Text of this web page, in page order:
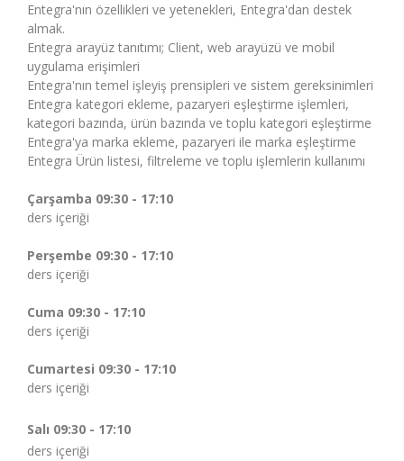
Entegra'nın özellikleri ve yetenekleri, Entegra'dan destek
almak.
Entegra arayüz tanıtımı; Client, web arayüzü ve mobil
uygulama erişimleri
Entegra'nın temel işleyiş prensipleri ve sistem gereksinimleri
Entegra kategori ekleme, pazaryeri eşleştirme işlemleri,
kategori bazında, ürün bazında ve toplu kategori eşleştirme
Entegra'ya marka ekleme, pazaryeri ile marka eşleştirme
Entegra Ürün listesi, filtreleme ve toplu işlemlerin kullanımı
Çarşamba 09:30 - 17:10
ders içeriği
Perşembe 09:30 - 17:10
ders içeriği
Cuma 09:30 - 17:10
ders içeriği
Cumartesi 09:30 - 17:10
ders içeriği
Salı 09:30 - 17:10
ders içeriği